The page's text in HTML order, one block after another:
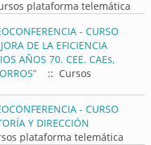
plataforma telemática
- CURSO
DE LA EFICIENCIA
AÑOS 70. CEE. CAEs,
:: Cursos
- CURSO
Y DIRECCIÓN
plataforma telemática